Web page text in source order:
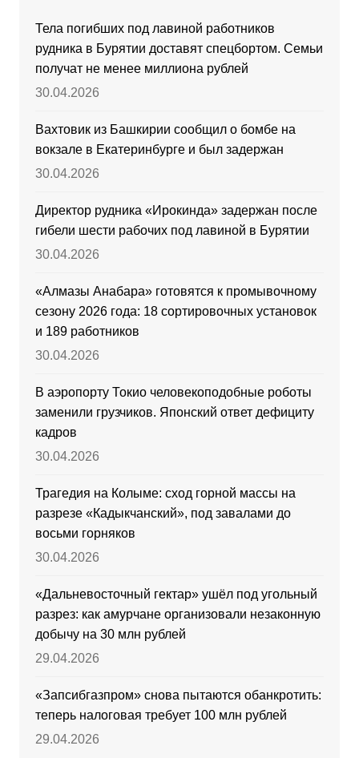
Тела погибших под лавиной работников
рудника в Бурятии доставят спецбортом. Семьи
получат не менее миллиона рублей
30.04.2026
Вахтовик из Башкирии сообщил о бомбе на
вокзале в Екатеринбурге и был задержан
30.04.2026
Директор рудника «Ирокинда» задержан после
гибели шести рабочих под лавиной в Бурятии
30.04.2026
«Алмазы Анабара» готовятся к промывочному
сезону 2026 года: 18 сортировочных установок
и 189 работников
30.04.2026
В аэропорту Токио человекоподобные роботы
заменили грузчиков. Японский ответ дефициту
кадров
30.04.2026
Трагедия на Колыме: сход горной массы на
разрезе «Кадыкчанский», под завалами до
восьми горняков
30.04.2026
«Дальневосточный гектар» ушёл под угольный
разрез: как амурчане организовали незаконную
добычу на 30 млн рублей
29.04.2026
«Запсибгазпром» снова пытаются обанкротить:
теперь налоговая требует 100 млн рублей
29.04.2026